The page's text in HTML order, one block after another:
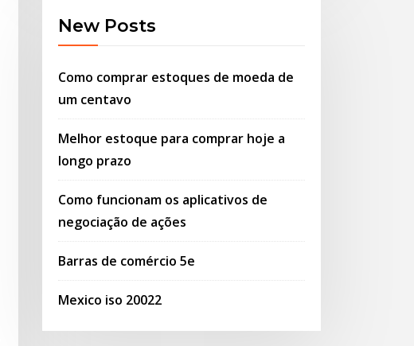
New Posts
Como comprar estoques de moeda de
um centavo
Melhor estoque para comprar hoje a
longo prazo
Como funcionam os aplicativos de
negociação de ações
Barras de comércio 5e
Mexico iso 20022